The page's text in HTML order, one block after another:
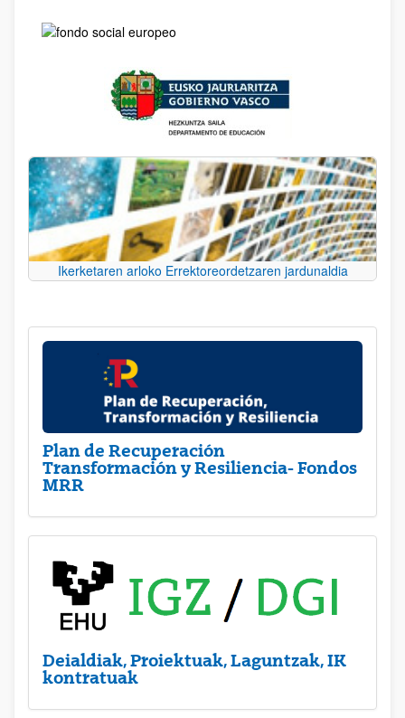
Ikerketaren arloko Errektoreordetzaren jardunaldia
Plan de Recuperación
Transformación y Resiliencia- Fondos
MRR
Deialdiak, Proiektuak, Laguntzak, IK
kontratuak